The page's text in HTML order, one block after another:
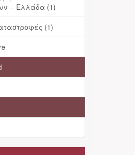
-- Ελλάδα (1)
(1)